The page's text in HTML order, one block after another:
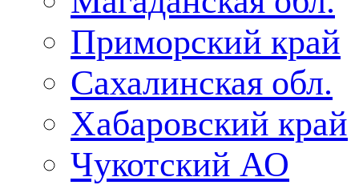
Приморский край
Сахалинская обл.
Хабаровский край
Чукотский АО